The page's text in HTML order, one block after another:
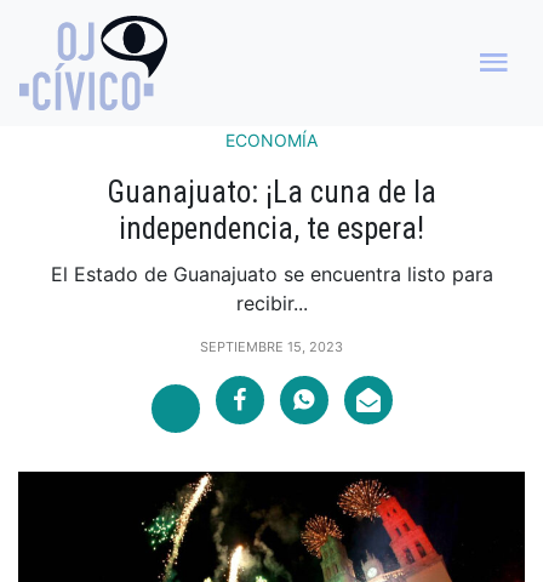
ECONOMÍA
Guanajuato: ¡La cuna de la
independencia, te espera!
El Estado de Guanajuato se encuentra listo para
recibir...
SEPTIEMBRE 15, 2023